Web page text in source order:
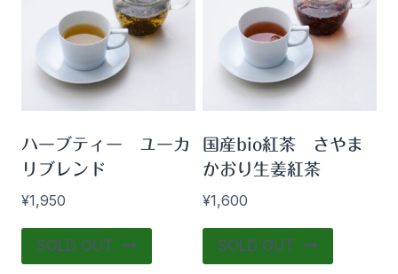
ハーブティー ユーカ
リブレンド
¥1,950
SOLD OUT
国産bio紅茶 さやま
かおり生姜紅茶
¥1,600
SOLD OUT